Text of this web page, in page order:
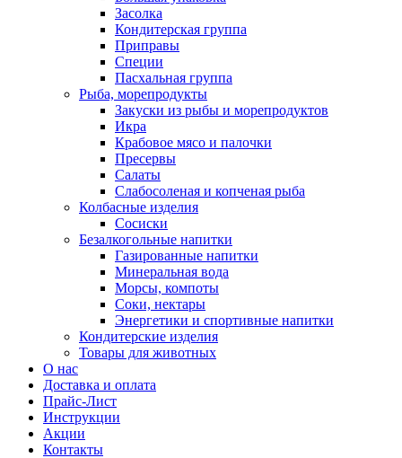
Засолка
Кондитерская группа
Приправы
Специи
Пасхальная группа
Рыба, морепродукты
Закуски из рыбы и морепродуктов
Икра
Крабовое мясо и палочки
Пресервы
Салаты
Слабосоленая и копченая рыба
Колбасные изделия
Сосиски
Безалкогольные напитки
Газированные напитки
Минеральная вода
Морсы, компоты
Соки, нектары
Энергетики и спортивные напитки
Кондитерские изделия
Товары для животных
О нас
Доставка и оплата
Прайс-Лист
Инструкции
Акции
Контакты